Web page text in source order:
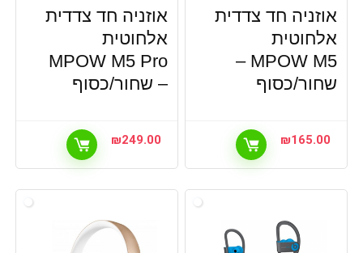
אוזניה חד צדדית
אלחוטית
MPOW M5 –
שחור/כסוף
₪165.00
אוזניה חד צדדית
אלחוטית
MPOW M5 Pro
– שחור/כסוף
₪249.00